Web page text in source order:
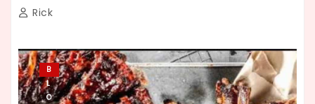
Dineren
Rick
B
L
O